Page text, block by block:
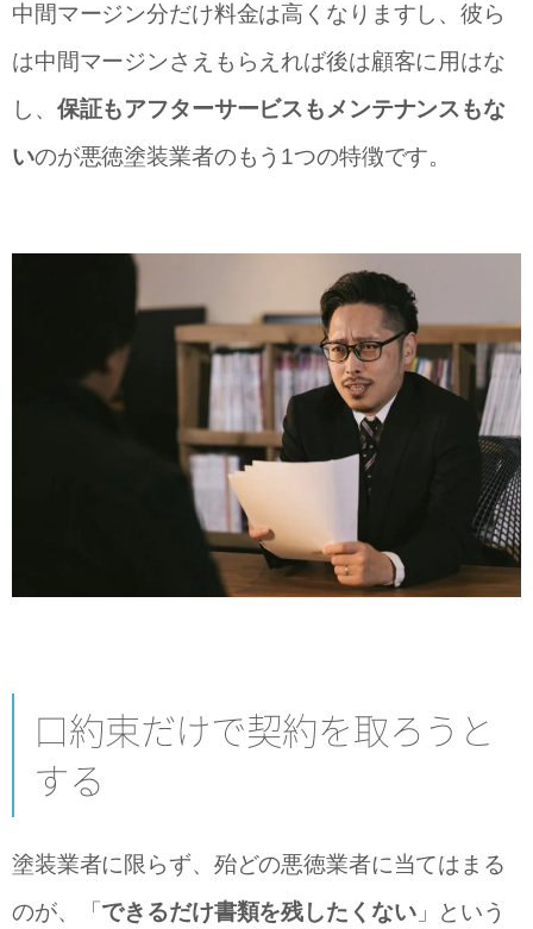
中間マージン分だけ料金は高くなりますし、彼ら
は中間マージンさえもらえれば後は顧客に用はな
し、 保証もアフターサービスもメンテナンスもな
いのが悪徳塗装業者のもう1つの特徴です。
口約束だけで契約を取ろうと
する
塗装業者に限らず、殆どの悪徳業者に当てはまる
のが、「できるだけ書類を残したくない」という